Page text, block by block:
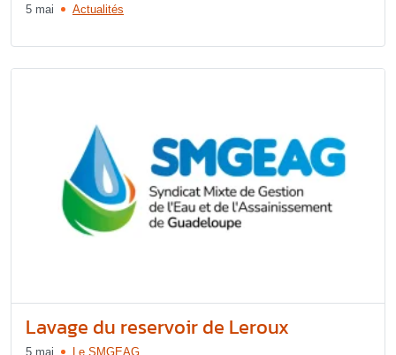
5 mai Actualités
Lavage du reservoir de Leroux
5 mai Le SMGEAG